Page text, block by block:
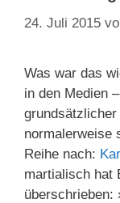
24. Juli 2015
Was war das
in den Medien
normalerweise
Reihe nach:
martialisch hat
überschrieben: